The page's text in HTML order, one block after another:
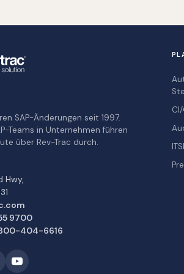
SAP-Änderungen seit 1997.
Teams in Unternehmen führen
über Rev-Trac durch.
Hwy,
9700
404-6616